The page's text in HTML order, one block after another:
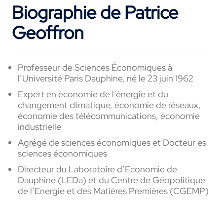
Biographie de Patrice
Geoffron
Professeur de Sciences Économiques à
l’Université Paris Dauphine, né le 23 juin 1962
Expert en économie de l’énergie et du
changement climatique, économie de réseaux,
économie des télécommunications, économie
industrielle
Agrégé de sciences économiques et Docteur es
sciences économiques
Directeur du Laboratoire d’Economie de
Dauphine (LEDa) et du Centre de Géopolitique
de l’Energie et des Matières Premières (CGEMP)